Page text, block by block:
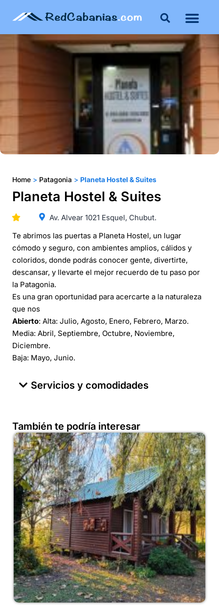
Home > Patagonia > Planeta Hostel & Suites
Planeta Hostel & Suites
Av. Alvear 1021 Esquel, Chubut.
Te abrimos las puertas a Planeta Hostel, un lugar
cómodo y seguro, con ambientes amplios, cálidos y
coloridos, donde podrás conocer gente, divertirte,
descansar, y llevarte el mejor recuerdo de tu paso por
la Patagonia.
Es una gran oportunidad para acercarte a la naturaleza
que nos
Abierto: Alta: Julio, Agosto, Enero, Febrero, Marzo.
Media: Abril, Septiembre, Octubre, Noviembre,
Diciembre.
Baja: Mayo, Junio.
Servicios y comodidades
También te podría interesar